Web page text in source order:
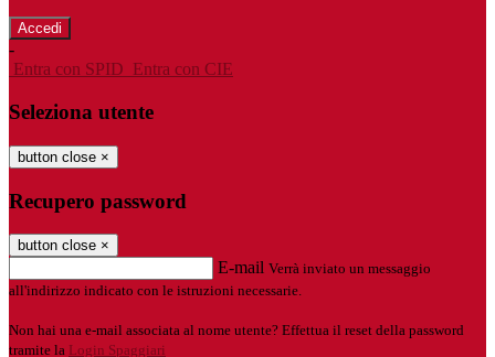
-
Entra con SPID Entra con CIE
Seleziona utente
button close ×
Recupero password
button close ×
E-mail Verrà inviato un messaggio
all'indirizzo indicato con le istruzioni necessarie.
Non hai una e-mail associata al nome utente? Effettua il reset della password
tramite la Login Spaggiari